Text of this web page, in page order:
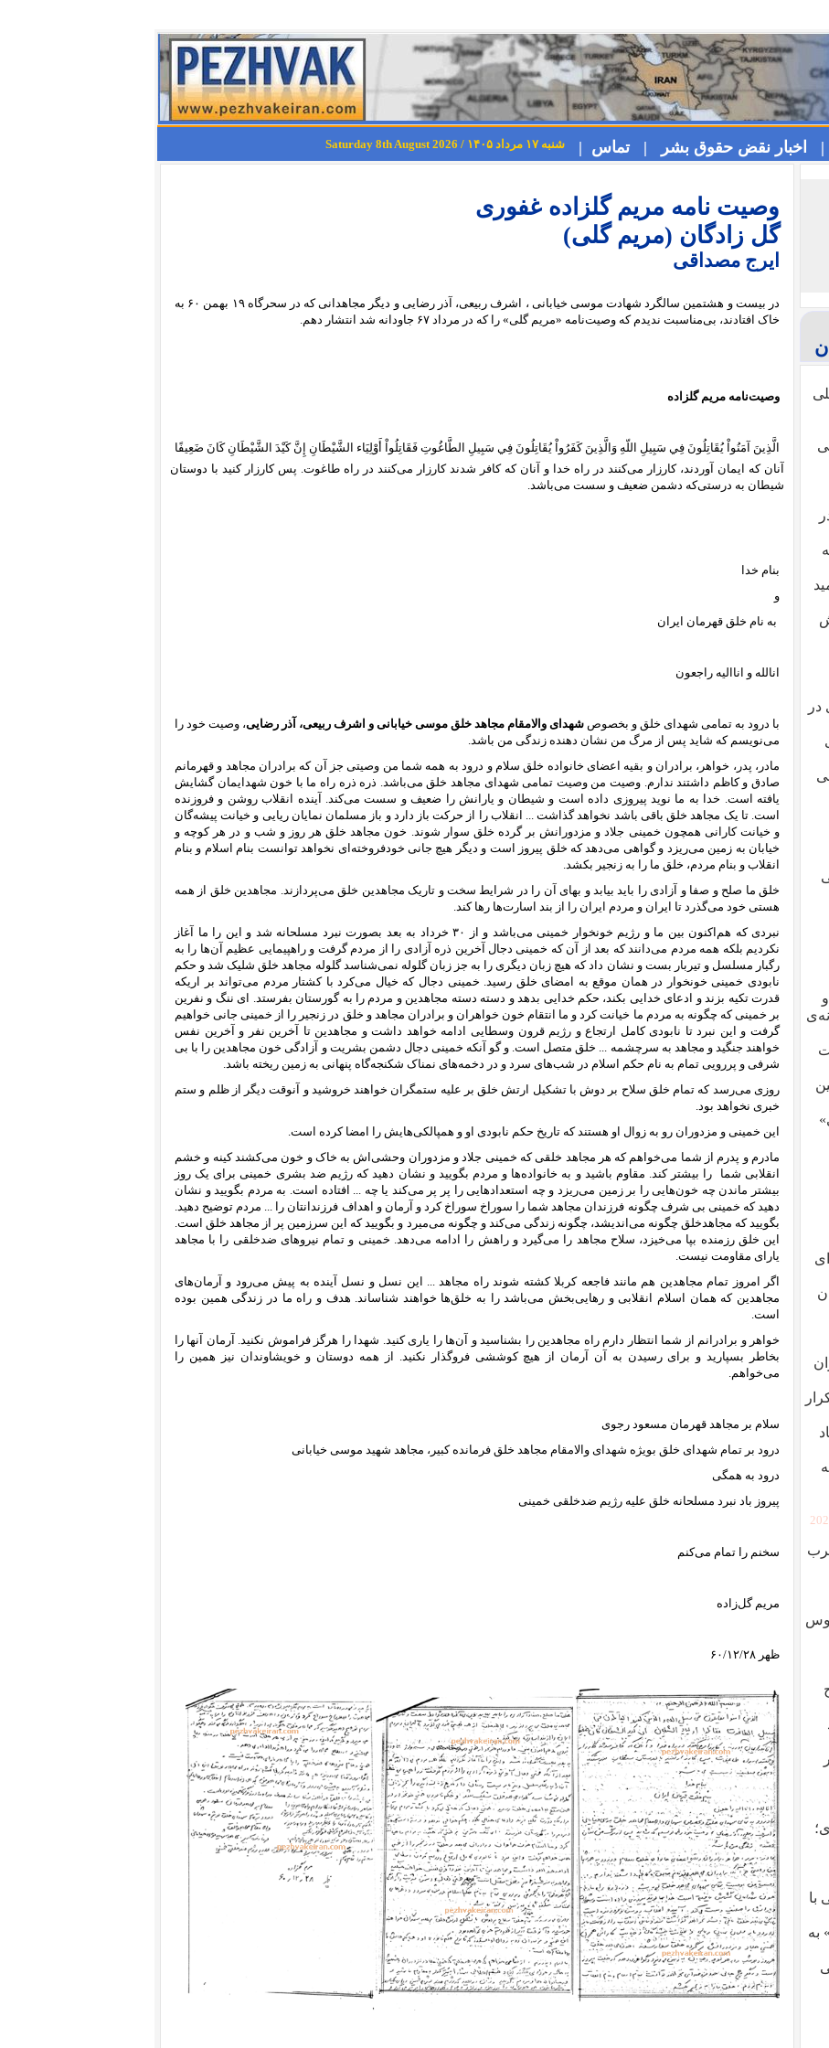
| اخبار نقض حقوق بشر | تماس | شنبه ۱۷ مرداد ۱۴۰۵ / Saturday 8th August 2026
وصیت نامه مریم گلزاده غفوری
گل‌ زادگان (مریم گلی)
ایرج مصداقی
در بیست و هشتمین سالگرد شهادت موسی خیابانی ، اشرف ربیعی، آذر رضایی و دیگر مجاهدانی که در سحرگاه ۱۹ بهمن ۶۰ به
خاک افتادند، بی‌مناسبت ندیدم که وصیت‌نامه «مریم‌ گلی» را که در مرداد ۶۷ جاودانه شد انتشار دهم.
وصیت‌نامه مریم گلزاده
الَّذِينَ آمَنُواْ يُقَاتِلُونَ فِي سَبِيلِ اللّهِ وَالَّذِينَ كَفَرُواْ يُقَاتِلُونَ فِي سَبِيلِ الطَّاغُوتِ فَقَاتِلُواْ أَوْلِيَاء الشَّيْطَانِ إِنَّ كَيْدَ الشَّيْطَانِ كَانَ ضَعِيفًا
آنان که ایمان آوردند، کارزار می‌کنند در راه خدا و آنان که کافر شدند کارزار می‌کنند در راه طاغوت. پس کارزار کنید با دوستان
شیطان به درستی‌که دشمن ضعیف و سست می‌باشد.
بنام خدا
و
به نام خلق قهرمان ایران
انالله و انا‌الیه راجعون
با درود به تمامی شهدای خلق و بخصوص شهدای والامقام مجاهد خلق موسی خیابانی و اشرف ربیعی، آذر رضایی، وصیت خود را
می‌نویسم که شاید پس از مرگ من نشان دهنده زندگی من باشد.
مادر، پدر، خواهر، برادران و بقیه اعضای خانواده خلق سلام و درود به همه شما من وصیتی جز آن که برادران مجاهد و قهرمانم
صادق و کاظم داشتند ندارم. وصیت من وصیت تمامی شهدای مجاهد خلق می‌باشد. ذره ذره راه ما با خون شهدایمان گشایش
یافته است. خدا به ما نوید پیروزی داده است و شیطان و یارانش را ضعیف و سست می‌کند. آینده انقلاب روشن و فروزنده
است. تا یک مجاهد خلق باقی باشد نخواهد گذاشت ... انقلاب را از حرکت باز دارد و باز مسلمان نمایان ریایی و خیانت پیشه‌گان
و خیانت کارانی همچون خمینی جلاد و مزدورانش بر گرده خلق سوار شوند. خون مجاهد خلق هر روز و شب و در هر کوچه و
خیابان به زمین می‌ریزد و گواهی می‌دهد که خلق پیروز است و دیگر هیچ جانی خودفروخته‌ای نخواهد توانست بنام اسلام و بنام
انقلاب و بنام مردم، خلق ما را به زنجیر بکشد.
خلق ما صلح و صفا و آزادی را باید بیابد و بهای آن را در شرایط سخت و تاریک مجاهدین خلق می‌پردازند. مجاهدین خلق از همه
هستی خود می‌گذرد تا ایران و مردم ایران را از بند اسارت‌ها رها کند.
نبردی که هم‌اکنون بین ما و رژیم خونخوار خمینی می‌باشد و از ۳۰ خرداد به بعد بصورت نبرد مسلحانه شد و این را ما آغاز
نکردیم بلکه همه مردم می‌دانند که بعد از آن که خمینی دجال آخرین ذره آزادی را از مردم گرفت و راهپیمایی عظیم آن‌ها را به
رگبار مسلسل و تیربار بست و نشان داد که هیچ زبان دیگری را به جز زبان گلوله نمی‌شناسد گلوله مجاهد خلق شلیک شد و حکم
نابودی خمینی خونخوار در همان موقع به امضای خلق رسید. خمینی دجال که خیال می‌کرد با کشتار مردم می‌تواند بر اریکه
قدرت تکیه بزند و ادعای خدایی بکند، حکم خدایی بدهد و دسته دسته مجاهدین و مردم را به گورستان بفرستد. ای ننگ و نفرین
بر خمینی که چگونه به مردم ما خیانت کرد و ما انتقام خون خواهران و برادران مجاهد و خلق در زنجیر را از خمینی جانی خواهیم
گرفت و این نبرد تا نابودی کامل ارتجاع و رژیم قرون وسطایی ادامه خواهد داشت و مجاهدین تا آخرین نفر و آخرین نفس
خواهند جنگید و مجاهد به سرچشمه ... خلق متصل است. و گو آنکه خمینی دجال دشمن بشریت و ‌آزادگی خون مجاهدین را با بی
شرفی و پررویی تمام به نام حکم اسلام در شب‌های سرد و در دخمه‌های نمناک شکنجه‌گاه پنهانی به زمین ریخته باشد.
روزی می‌رسد که تمام خلق سلاح بر دوش با تشکیل ارتش خلق بر علیه ستمگران خواهند خروشید و آنوقت دیگر از ظلم و ستم
خبری نخواهد بود.
این خمینی و مزدوران رو به زوال او هستند که تاریخ حکم نابودی او و همپالکی‌هایش را امضا کرده است.
مادرم و پدرم از شما می‌خواهم که هر مجاهد خلقی که خمینی جلاد و مزدوران وحشی‌اش به خاک و خون می‌کشند کینه و خشم
انقلابی شما
را بیشتر کند. مقاوم باشید و به خانواده‌ها و مردم بگویید و نشان دهید که رژیم ضد بشری خمینی برای یک روز
بیشتر ماندن چه خون‌هایی را بر زمین می‌ریزد و چه استعدادهایی را پر پر می‌کند یا چه ... افتاده است. به مردم بگویید و نشان
دهید که خمینی بی شرف چگونه فرزندان مجاهد شما را سوراخ سوراخ کرد و آرمان و اهداف فرزندانتان را ... مردم توضیح دهید.
بگویید که مجاهدخلق چگونه می‌اندیشد، چگونه زندگی می‌کند و چگونه می‌میرد و بگویید که این سرزمین پر از مجاهد خلق است.
این خلق رزمنده بپا می‌خیزد، سلاح مجاهد را می‌‌گیرد و راهش را ادامه می‌دهد. خمینی و تمام نیروهای ضدخلقی را با مجاهد
یارای مقاومت نیست.
اگر امروز تمام مجاهدین هم مانند فاجعه کربلا کشته شوند راه مجاهد ... این نسل و نسل آینده به پیش می‌رود و آرمان‌های
مجاهدین که همان اسلام انقلابی و رهایی‌بخش می‌باشد را به خلق‌ها خواهند شناساند. هدف و راه ما در زندگی همین بوده
است.
خواهر و برادرانم از شما انتظار دارم راه مجاهدین را بشناسید و آن‌ها را یاری کنید. شهدا را هرگز فراموش نکنید. آرمان‌ آنها را
بخاطر بسپارید و برای رسیدن به آن آرمان از هیچ کوششی فروگذار نکنید. از همه دوستان و خویشاوندان نیز همین را
می‌خواهم.
سلام بر مجاهد قهرمان مسعود رجوی
درود بر تمام شهدای خلق بویژه شهدای والامقام مجاهد خلق فرمانده کبیر، مجاهد شهید موسی خیابانی
درود به همگی
پیروز باد نبرد مسلحانه خلق علیه رژیم ضدخلقی خمینی
سخنم را تمام می‌کنم
مریم گل‌زاده
ظهر ۶۰/۱۲/۲۸
با
به